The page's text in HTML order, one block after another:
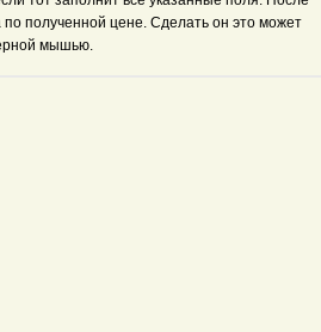
полученной цене. Сделать он это может
мышью.